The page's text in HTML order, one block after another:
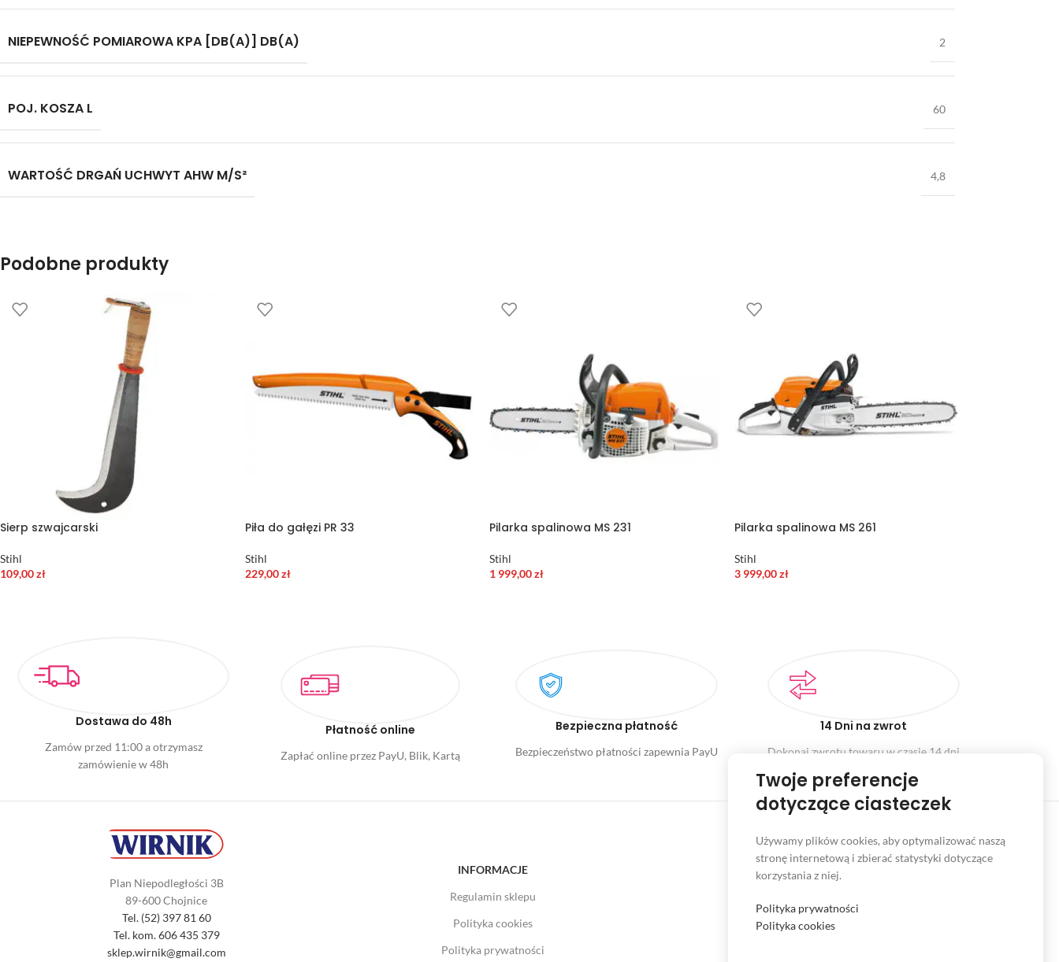
NIEPEWNOŚĆ POMIAROWA KPA [DB(A)] DB(A) 2
POJ. KOSZA L 60
WARTOŚĆ DRGAŃ UCHWYT AHW M/S² 4,8
Podobne produkty
Sierp szwajcarski
Stihl
109,00zł
Piła do gałęzi PR 33
Stihl
229,00zł
Pilarka spalinowa MS 231
Stihl
1 999,00zł
Pilarka spalinowa MS 261
Stihl
3 999,00zł
Dostawa do 48h
Zamów przed 11:00 a otrzymasz
zamówienie w 48h
Płatność online
Zapłać online przez PayU, Blik, Kartą
Bezpieczna płatność
Bezpieczeństwo płatności zapewnia PayU
14 Dni na zwrot
Dokonaj zwrotu towaru w czasie 14 dni
Plan Niepodległości 3B
89-600 Chojnice
Tel. (52) 397 81 60
Tel. kom. 606 435 379
sklep.wirnik@gmail.com
INFORMACJE
Regulamin sklepu
Polityka cookies
Polityka prywatności
INFORMACJE
Kontakt
Twoje preferencje
dotyczące ciasteczek
Używamy plików cookies, aby optymalizować naszą
stronę internetową i zbierać statystyki dotyczące
korzystania z niej.
Polityka prywatności
Polityka cookies